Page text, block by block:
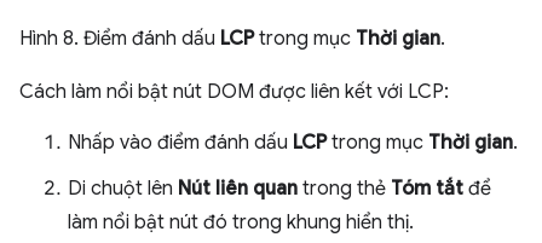
Hình 8. Điểm đánh dấu LCPtrong mục Thời gian.
Cách làm nổi bật nút DOM được liên kết với LCP:
Nhấp vào điểm đánh dấu LCPtrong mục Thời gian.
Di chuột lên Nút liên quan trong thẻ Tóm tắt để
làm nổi bật nút đó trong khung hiển thị.